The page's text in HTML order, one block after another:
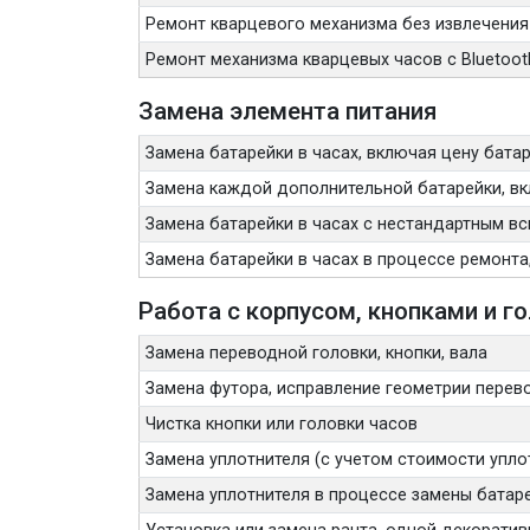
Ремонт кварцевого механизма без
Ремонт механизма кварцевых часов с
Замена элемента питания
Замена батарейки в часах, включая цену
Замена каждой дополнительной батарейки,
Замена батарейки в часах с нестандартным
Замена батарейки в часах в процессе
Работа с корпусом, кнопками и
Замена переводной головки, кнопки, вала
Замена футора, исправление геометрии
Чистка кнопки или головки часов
Замена уплотнителя (с учетом стоимости
Замена уплотнителя в процессе замены